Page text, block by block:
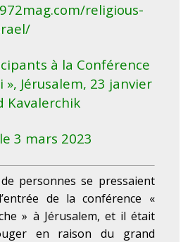
religious-
à la Conférence
», Jérusalem, 23 janvier
Kavalerchik
3 mars 2023
personnes se pressaient
de la conférence «
» à Jérusalem, et il était
en raison du grand